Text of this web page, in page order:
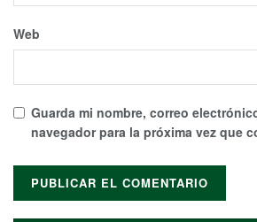
Web
Guarda mi nombre, correo
navegador para la próxima vez que